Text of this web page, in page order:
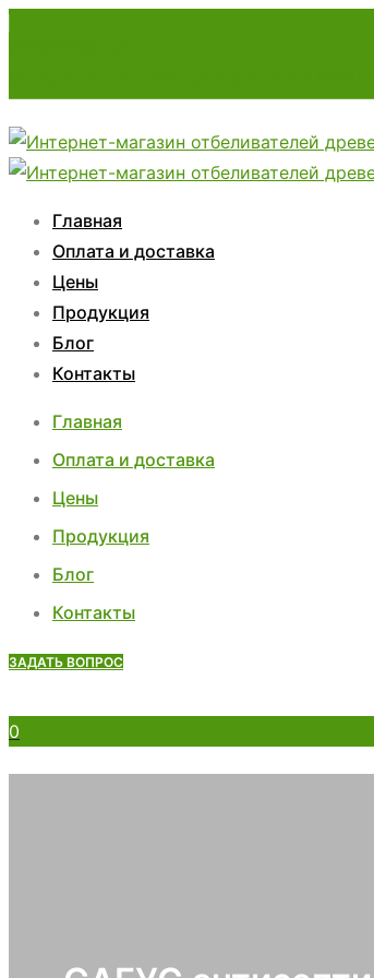
Главная
Оплата и доставка
Цены
Продукция
Блог
Контакты
Главная
Оплата и доставка
Цены
Продукция
Блог
Контакты
ЗАДАТЬ ВОПРОС
0